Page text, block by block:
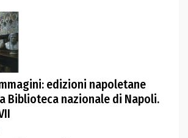
edizioni napoletane
Biblioteca nazionale di Napoli.